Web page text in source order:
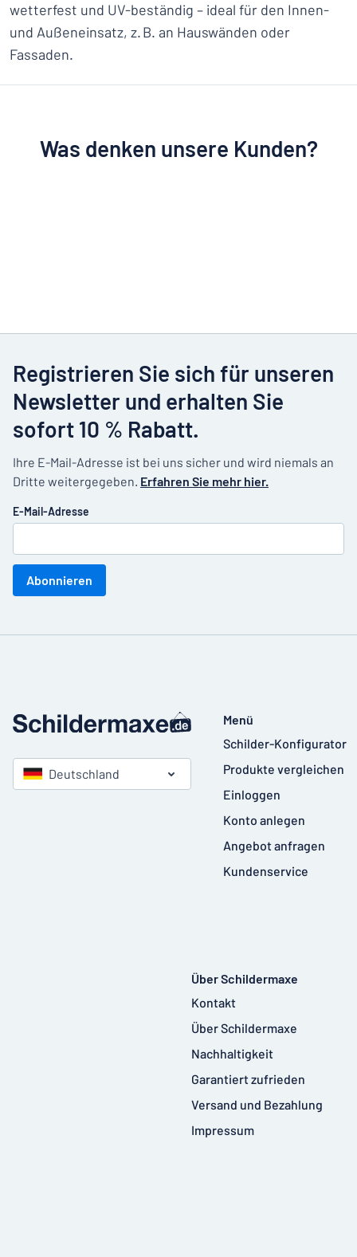
wetterfest und UV-beständig – ideal für den Innen-
und Außeneinsatz, z. B. an Hauswänden oder
Fassaden.
Was denken unsere Kunden?
Registrieren Sie sich für unseren
Newsletter und erhalten Sie
sofort 10 % Rabatt.
Ihre E-Mail-Adresse ist bei uns sicher und wird niemals an
Dritte weitergegeben. Erfahren Sie mehr hier.
E-Mail-Adresse
Abonnieren
Deutschland
Menü
Schilder-Konfigurator
Produkte vergleichen
Einloggen
Konto anlegen
Angebot anfragen
Kundenservice
Über Schildermaxe
Kontakt
Über Schildermaxe
Nachhaltigkeit
Garantiert zufrieden
Versand und Bezahlung
Impressum